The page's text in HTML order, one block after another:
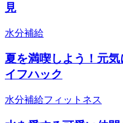
見
水分補給
夏を満喫しよう！元
イフハック
水分補給フィットネス